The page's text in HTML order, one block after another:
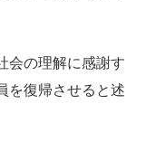
会の理解に感謝す
を復帰させると述